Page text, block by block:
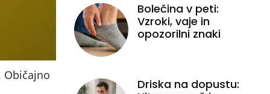
Običajno
Bolečina v peti:
Vzroki, vaje in
opozorilni znaki
Driska na dopustu: